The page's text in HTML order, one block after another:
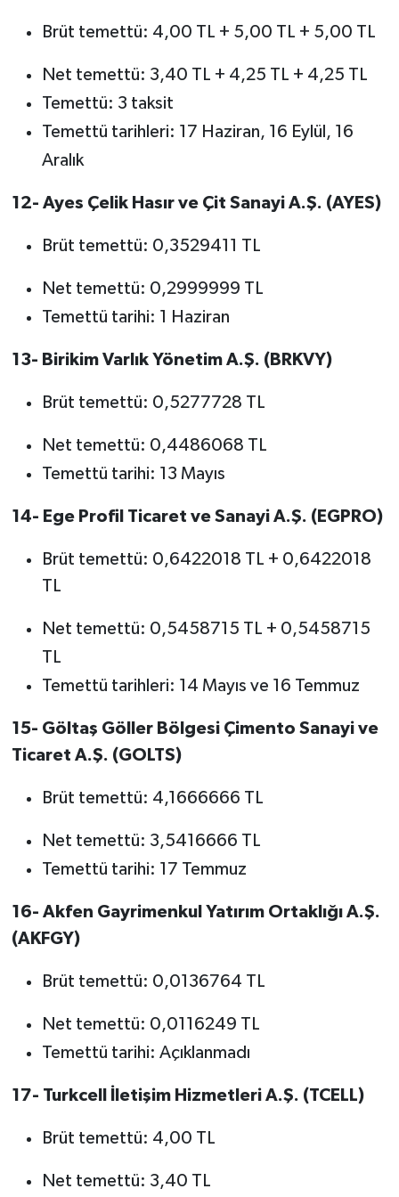
Brüt temettü: 4,00 TL + 5,00 TL + 5,00 TL
Net temettü: 3,40 TL + 4,25 TL + 4,25 TL
Temettü: 3 taksit
Temettü tarihleri: 17 Haziran, 16 Eylül, 16
Aralık
12- Ayes Çelik Hasır ve Çit Sanayi A.Ş. (AYES)
Brüt temettü: 0,3529411 TL
Net temettü: 0,2999999 TL
Temettü tarihi: 1 Haziran
13- Birikim Varlık Yönetim A.Ş. (BRKVY)
Brüt temettü: 0,5277728 TL
Net temettü: 0,4486068 TL
Temettü tarihi: 13 Mayıs
14- Ege Profil Ticaret ve Sanayi A.Ş. (EGPRO)
Brüt temettü: 0,6422018 TL + 0,6422018
TL
Net temettü: 0,5458715 TL + 0,5458715
TL
Temettü tarihleri: 14 Mayıs ve 16 Temmuz
15- Göltaş Göller Bölgesi Çimento Sanayi ve
Ticaret A.Ş. (GOLTS)
Brüt temettü: 4,1666666 TL
Net temettü: 3,5416666 TL
Temettü tarihi: 17 Temmuz
16- Akfen Gayrimenkul Yatırım Ortaklığı A.Ş.
(AKFGY)
Brüt temettü: 0,0136764 TL
Net temettü: 0,0116249 TL
Temettü tarihi: Açıklanmadı
17- Turkcell İletişim Hizmetleri A.Ş. (TCELL)
Brüt temettü: 4,00 TL
Net temettü: 3,40 TL